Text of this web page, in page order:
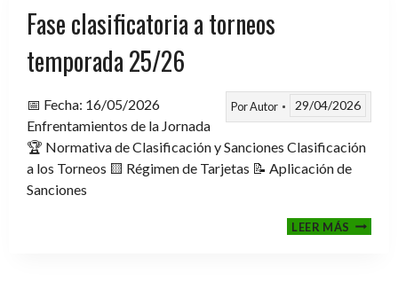
Fase clasificatoria a torneos
temporada 25/26
PorAutor 29/04/2026
📅 Fecha: 16/05/2026
Enfrentamientos de la Jornada
🏆 Normativa de Clasificación y Sanciones Clasificación
a los Torneos 🟨 Régimen de Tarjetas 📝 Aplicación de
Sanciones
LEER MÁSFASE